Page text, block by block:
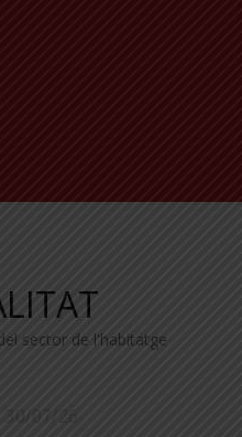
sector de l'habitatge
30/07/26